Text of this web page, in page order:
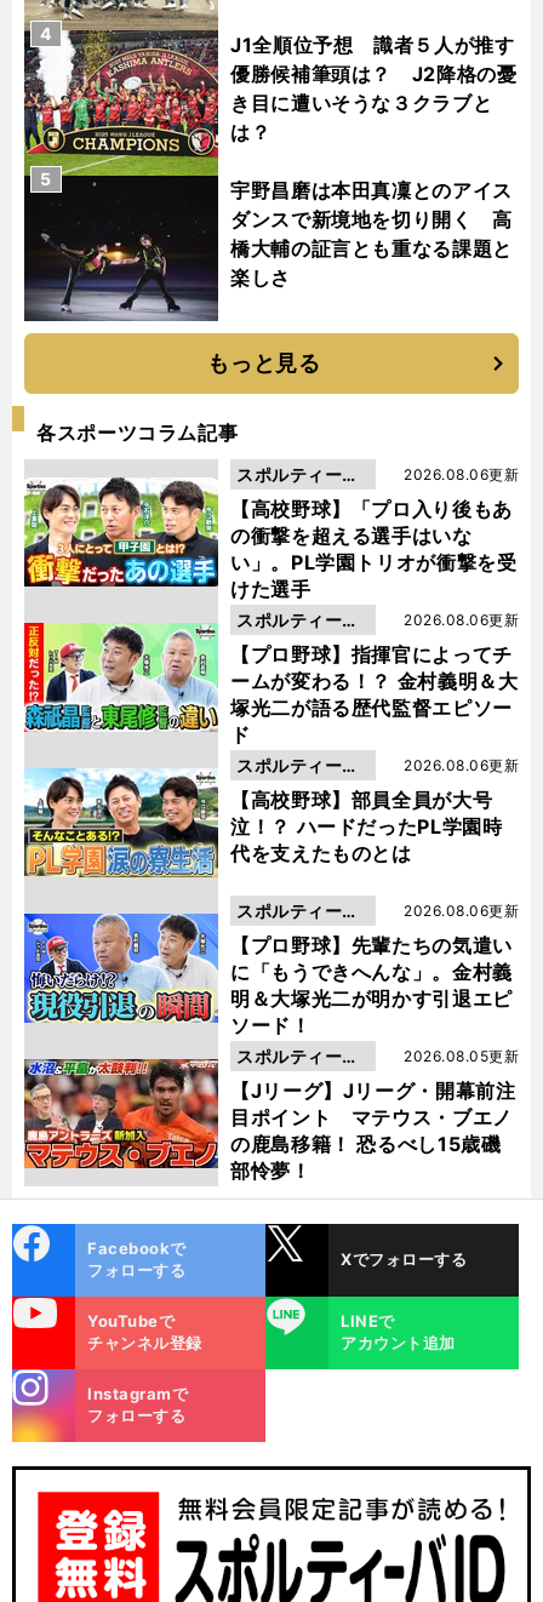
J1全順位予想 識者５人が推す
優勝候補筆頭は？ J2降格の憂
き目に遭いそうな３クラブと
は？
4
宇野昌磨は本田真凜とのアイス
ダンスで新境地を切り開く 高
橋大輔の証言とも重なる課題と
楽しさ
5
もっと見る
各スポーツコラム記事
【高校野球】「プロ入り後もあ
の衝撃を超える選手はいな
い」。PL学園トリオが衝撃を受
けた選手
2026.08.06更新
スポルティーバ
動画
【プロ野球】指揮官によってチ
ームが変わる！？ 金村義明＆大
塚光二が語る歴代監督エピソー
ド
2026.08.06更新
スポルティーバ
動画
【高校野球】部員全員が大号
泣！？ ハードだったPL学園時
代を支えたものとは
2026.08.06更新
スポルティーバ
動画
【プロ野球】先輩たちの気遣い
に「もうできへんな」。金村義
明＆大塚光二が明かす引退エピ
ソード！
2026.08.06更新
スポルティーバ
動画
【Jリーグ】Jリーグ・開幕前注
目ポイント マテウス・ブエノ
の鹿島移籍！ 恐るべし15歳磯
部怜夢！
2026.08.05更新
スポルティーバ
動画
ok
Facebookで
フォローする
Xでフォローする
YouTubeで
チャンネル登録
LINE
LINEで
アカウント追加
m
Instagramで
フォローする